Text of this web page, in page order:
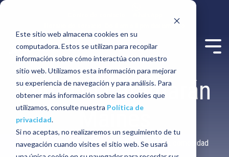
Este sitio web almacena cookies en su
computadora. Estos se utilizan para recopilar
información sobre cómo interactúa con nuestro
sitio web. Utilizamos esta información para mejorar
su experiencia de navegación y para análisis. Para
obtener más información sobre las cookies que
utilizamos, consulte nuestra Política de
privacidad.
Si no aceptas, no realizaremos un seguimiento de tu
navegación cuando visites el sitio web. Se usará
Horario de servicio: De 8 am a 8 pm diariamente
Renta el catamarán
Maines
Es impresionante por sus espacios amplios y la comodidad